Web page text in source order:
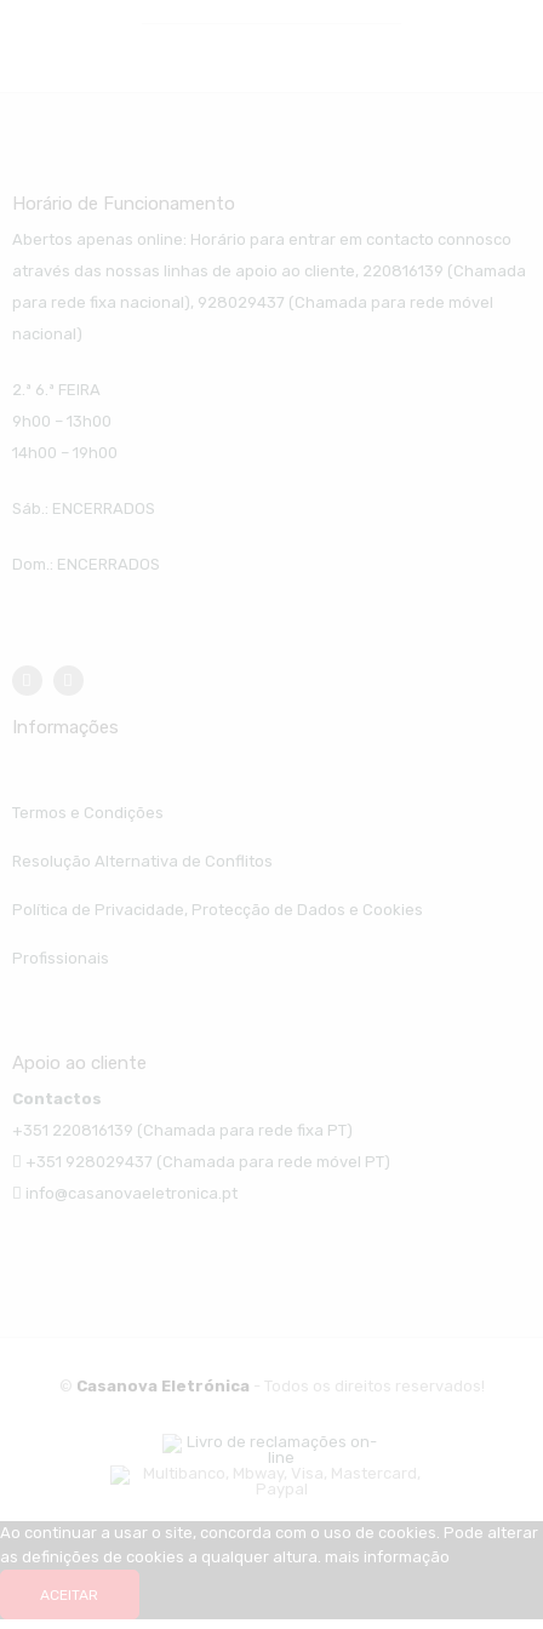
Horário de Funcionamento
Abertos apenas online: Horário para entrar em contacto connosco
através das nossas linhas de apoio ao cliente, 220816139 (Chamada
para rede fixa nacional), 928029437 (Chamada para rede móvel
nacional)
2.ª 6.ª FEIRA
9h00 – 13h00
14h00 – 19h00
Sáb.: ENCERRADOS
Dom.: ENCERRADOS
Informações
Termos e Condições
Resolução Alternativa de Conflitos
Política de Privacidade, Protecção de Dados e Cookies
Profissionais
Apoio ao cliente
Contactos
+351 220816139 (Chamada para rede fixa PT)
+351 928029437 (Chamada para rede móvel PT)
info@casanovaeletronica.pt
© Casanova Eletrónica - Todos os direitos reservados!
Ao continuar a usar o site, concorda com o uso de cookies. Pode alterar
as definições de cookies a qualquer altura. mais informação
ACEITAR